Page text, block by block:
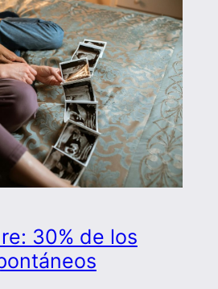
30% de los